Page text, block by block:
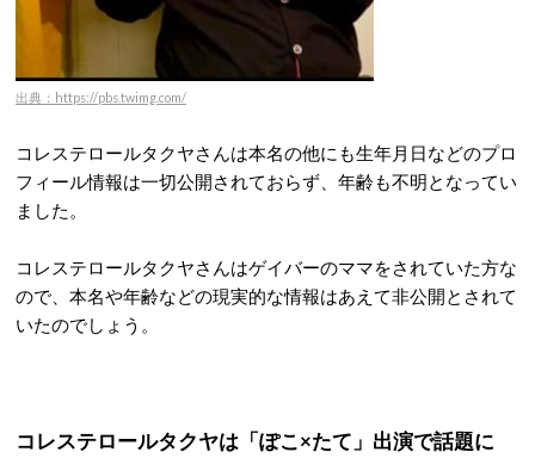
出典：https://pbs.twimg.com/
コレステロールタクヤさんは本名の他にも生年月日などのプロ
フィール情報は一切公開されておらず、年齢も不明となってい
ました。
コレステロールタクヤさんはゲイバーのママをされていた方な
ので、本名や年齢などの現実的な情報はあえて非公開とされて
いたのでしょう。
コレステロールタクヤは「ぽこ ×たて 」出演で話題に